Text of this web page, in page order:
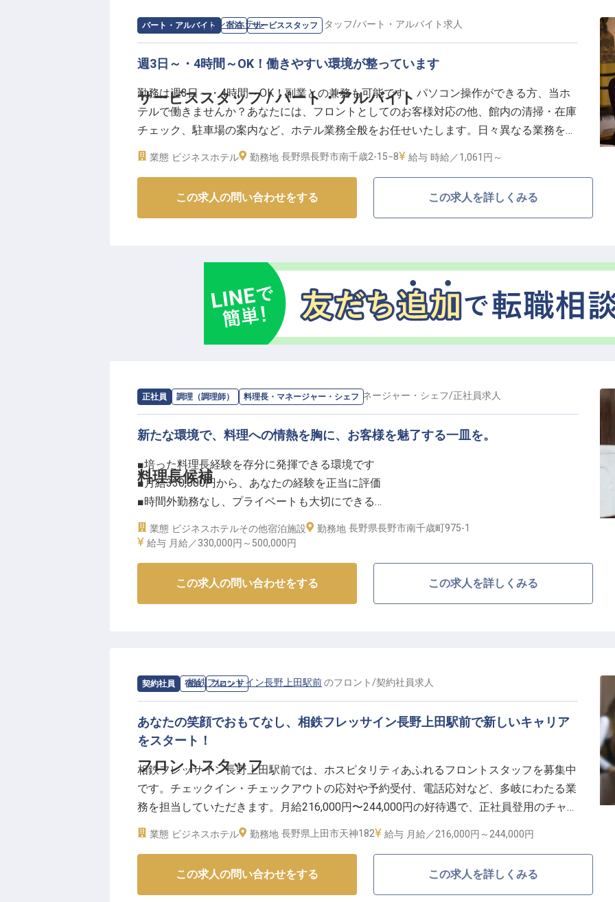
ーー【あなたの経験と情熱が輝く、成長できる職場】
これまでの調理経験を存分に活かし、さらに新しい料理の企画にも挑戦できる環境です。
チームワークを大切にし、互いに協力し合いながら、お客様に喜んでいただける料理を追
求しています。
社会保険完備はもちろん、昇給や年2回の賞与、住宅手当や社宅制度も充実しており、安
心して長く働ける環境です。あなたの料理への情熱とスキルを活かし、キャリアアップを
目指しませんか。
※2026年03月26日時点の情報です
パート・アルバイト 宿泊 サービススタッフ
サービススタッフ / パート・アルバイト
求人情報：アイランドホテルのサービススタッフ/パート・アルバイト求人
週3日～・4時間～OK！働きやすい環境が整っています
勤務は週3日～・4時間～OK！副業との兼務も可能です。パソコン操作ができる方、当ホ
テルで働きませんか？あなたには、フロントとしてのお客様対応の他、館内の清掃・在庫
チェック、駐車場の案内など、ホテル業務全般をお任せいたします。日々異なる業務を担
当することで新しいことを体験でき、有意義な毎日を送ることができますよ。沢山のお客
業態 ビジネスホテル 勤務地 長野県長野市南千歳2-15−8 給与 時給／1,061円～
この求人の問い合わせをする この求人を詳しくみる
正社員 調理（調理師） 料理長・マネージャー・シェフ
料理長候補
求人情報：長野リンデンプラザホテルの料理長・マネージャー・シェフ/正社員求人
新たな環境で、料理への情熱を胸に、お客様を魅了する一皿を。
■培った料理長経験を存分に発揮できる環境です
■月給330,000円から、あなたの経験を正当に評価
■時間外勤務なし、プライベートも大切にできる
■賞与年2回、退職金制度で安心して長く働けます
お客様の旅の思い出を彩る、心温まるお料理を提供しませんか。当ホテルでは、旬の食材
ーー【経験を活かし、チームを導く働きやすい環境】
これまでの料理長経験を活かし、厨房のマネジメントやスタッフ育成にも携わっていただ
きます。チーム一丸となってお客様をお迎えする喜びを分かち合いながら、ご自身のスキ
ルアップも目指せる環境です。
時間外勤務がないため、プライベートの時間も大切にしながら、長く安定してご活躍いた
だけます。あなたのリーダーシップで、より良いサービスを追求し、共に成長していきま
しょう。
※2026年03月26日時点の情報です
業態 ビジネスホテルその他宿泊施設 勤務地 長野県長野市南千歳町975-1
給与 月給／330,000円～ 500,000円
この求人の問い合わせをする この求人を詳しくみる
契約社員 宿泊 フロント
フロントスタッフ
求人情報：相鉄フレッサイン長野上田駅前のフロント /契約社員求人
あなたの笑顔でおもてなし、相鉄フレッサイン長野上田駅前で新しいキャリア
をスタート！
相鉄フレッサイン長野上田駅前では、ホスピタリティあふれるフロントスタッフを募集中
です。チェックイン・チェックアウトの応対や予約受付、電話応対など、多岐にわたる業
務を担当していただきます。月給216,000円〜244,000円の好待遇で、正社員登用のチャン
スもあります。上田市の中心地で、お客様に笑顔と安心を提供しながら、あなた自身の成
業態 ビジネスホテル 勤務地 長野県上田市天神182 給与 月給／216,000円～ 244,000円
この求人の問い合わせをする この求人を詳しくみる